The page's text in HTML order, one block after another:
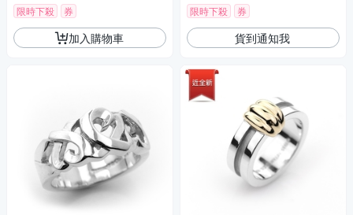
限時下殺
券
加入購物車
限時下殺
券
貨到通知我